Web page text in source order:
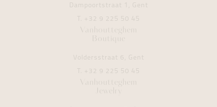
Dampoortstraat 1, Gent
T. +32 9 225 50 45
Vanhoutteghem
Boutique
Voldersstraat 6, Gent
T. +32 9 225 50 45
Vanhoutteghem
Jewelry